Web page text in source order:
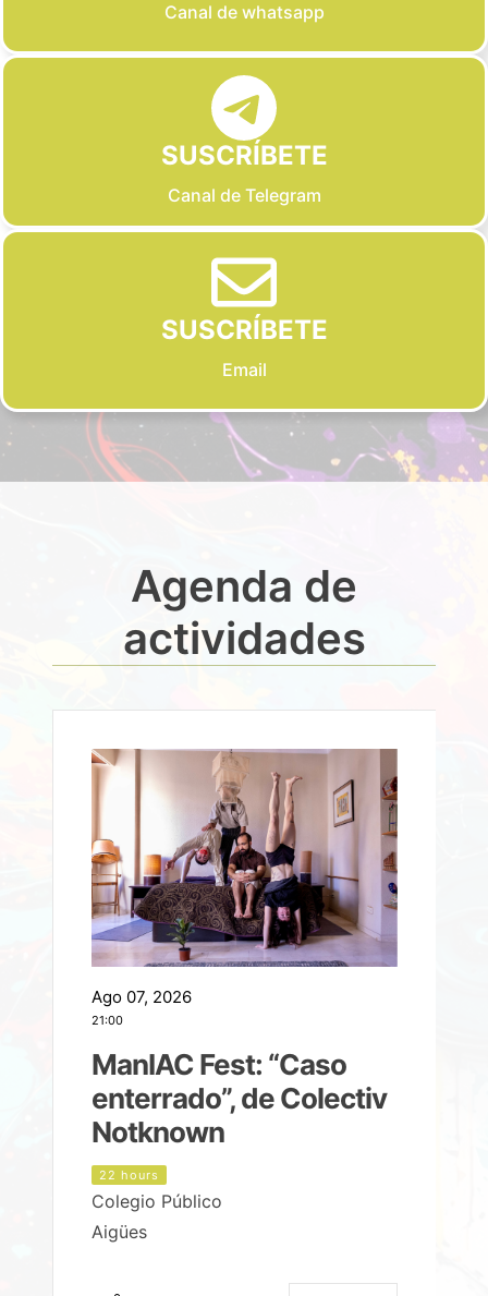
Canal de whatsapp
SUSCRÍBETE
Canal de Telegram
SUSCRÍBETE
Email
Agenda de
actividades
Ago 07, 2026
21:00
ManIAC Fest: “Caso
enterrado”, de Colectiv
Notknown
22 hours
Colegio Público
Aigües